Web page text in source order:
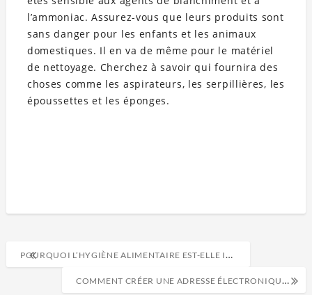
l’ammoniac. Assurez-vous que leurs produits sont
sans danger pour les enfants et les animaux
domestiques. Il en va de même pour le matériel
de nettoyage. Cherchez à savoir qui fournira des
choses comme les aspirateurs, les serpillières, les
époussettes et les éponges.
POURQUOI L’HYGIÈNE ALIMENTAIRE EST-ELLE IMPORTANTE ?
COMMENT CRÉER UNE ADRESSE ÉLECTRONIQUE PERSONNALISÉE EN 4 ÉTAPES SIMPLES ?